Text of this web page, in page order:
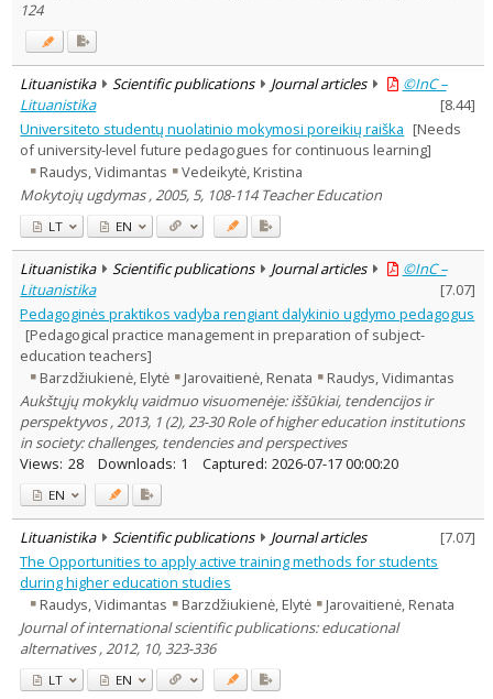
124
Lituanistika Scientific publications Journal articles
©InC –
Lituanistika
[8.44]
Universiteto studentų nuolatinio mokymosi poreikių raiška [Needs
of university-level future pedagogues for continuous learning]
Raudys, Vidimantas
Vedeikytė, Kristina
Mokytojų ugdymas , 2005, 5, 108-114 Teacher Education
LT EN
Lituanistika Scientific publications Journal articles
©InC –
Lituanistika
[7.07]
Pedagoginės praktikos vadyba rengiant dalykinio ugdymo pedagogus
[Pedagogical practice management in preparation of subject-
education teachers]
Barzdžiukienė, Elytė
Jarovaitienė, Renata
Raudys, Vidimantas
Aukštųjų mokyklų vaidmuo visuomenėje: iššūkiai, tendencijos ir
perspektyvos , 2013, 1 (2), 23-30 Role of higher education institutions
in society: challenges, tendencies and perspectives
Views: 28 Downloads: 1 Captured: 2026-07-17 00:00:20
EN
Lituanistika Scientific publications Journal articles [7.07]
The Opportunities to apply active training methods for students
during higher education studies
Raudys, Vidimantas
Barzdžiukienė, Elytė
Jarovaitienė, Renata
Journal of international scientific publications: educational
alternatives , 2012, 10, 323-336
LT EN